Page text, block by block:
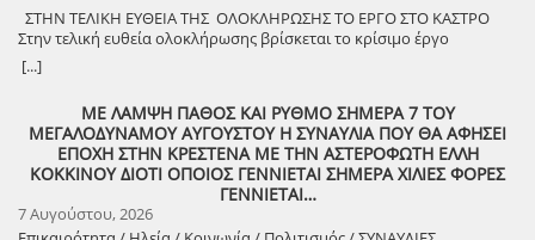
ΣΤΗΝ ΤΕΛΙΚΗ ΕΥΘΕΙΑ ΤΗΣ ΟΛΟΚΛΗΡΩΣΗΣ ΤΟ ΕΡΓΟ ΣΤΟ ΚΑΣΤΡΟ
Στην τελική ευθεία ολοκλήρωσης βρίσκεται το κρίσιμο έργο
αποκατάστασης της κατολίσθησης στην Τ.Κ. Κάστρου,
προϋπολογισμού 1,25 εκατομμυρίων ευρώ. Έπειτα από αυτοψία που
Λέντζας, μαζί με κλιμάκιο της Τεχνικής Υπηρεσίας και εκπροσώπους
της δημοτικής αρχής, διαπιστώθηκε πως οι παρεμβάσεις προχωρούν
άμεσα και αυστηρά εντός των χρονοδιαγραμμάτων. ​Το έργο
χρηματοδοτείται από το Εθνικό Πρόγραμμα Ανάπτυξης και στο
πλαίσιο των εξειδικευμένων εργασιών πραγματοποιήθηκαν
εκσκαφές για την απομάκρυνση των χαλαρών εδαφών,
[...]
ΜΕ ΛΑΜΨΗ ΠΑΘΟΣ ΚΑΙ ΡΥΘΜΟ ΣΗΜΕΡΑ 7 ΤΟΥ
ΜΕΓΑΛΟΔΥΝΑΜΟΥ ΑΥΓΟΥΣΤΟΥ Η ΣΥΝΑΥΛΙΑ ΠΟΥ ΘΑ ΑΦΗΣΕΙ
ΕΠΟΧΗ ΣΤΗΝ ΚΡΕΣΤΕΝΑ ΜΕ ΤΗΝ ΑΣΤΕΡΟΦΩΤΗ ΕΛΛΗ
ΚΟΚΚΙΝΟΥ ΔΙΟΤΙ ΟΠΟΙΟΣ ΓΕΝΝΙΕΤΑΙ ΣΗΜΕΡΑ ΧΙΛΙΕΣ ΦΟΡΕΣ
ΓΕΝΝΙΕΤΑΙ…
7 Αυγούστου, 2026